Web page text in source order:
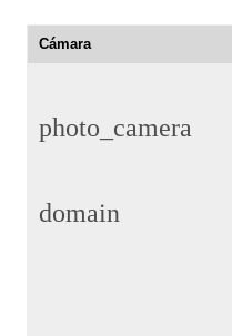
Cámara
photo_camera
domain